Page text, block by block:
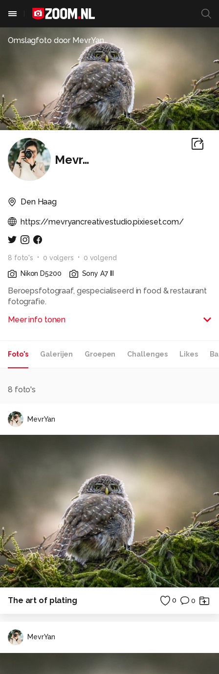
Omslagfoto door MevrYan
MevrYan
Den Haag
https://mevryancreativestudio.pixieset.com/
8 foto's 0 volgers 0 volgend
Nikon D5200
Sony A7 III
Beroepsfotograaf, gespecialiseerd in food & restaurant
fotografie.
Alle rechten voorbehouden
Meer info tonen
Foto's Galerijen Groepen Challenges Likes
8 foto's
MevrYan
The art of plating 0 0
MevrYan